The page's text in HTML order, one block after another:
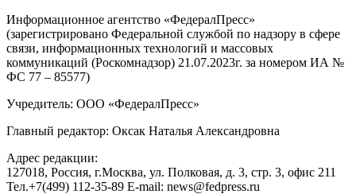
Информационное агентство «ФедералПресс»
(зарегистрировано Федеральной службой по надзору в сфере
связи, информационных технологий и массовых
коммуникаций (Роскомнадзор) 21.07.2023г. за номером ИА №
ФС 77 – 85577)
Учредитель: ООО «ФедералПресс»
Главный редактор: Оксак Наталья Александровна
Адрес редакции:
127018, Россия, г.Москва, ул. Полковая, д. 3, стр. 3, офис 211
Тел.+7(499) 112-35-89 E-mail: news@fedpress.ru